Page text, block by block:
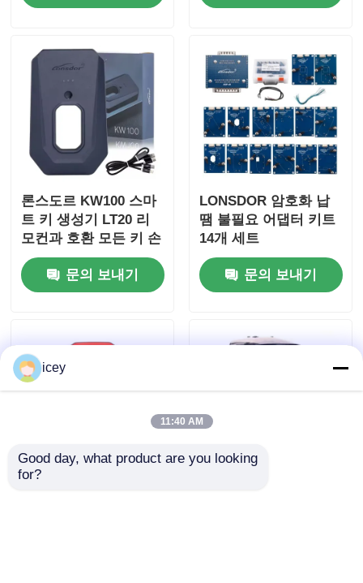
과 함께
론스도르 KW100 스마
트 키 생성기 LT20 리
모컨과 호환 모든 키 손
실 및 키 추가 지원
문의 보내기
LONSDOR 암호화 납
땜 불필요 어댑터 키트
14개 세트
문의 보내기
icey
11:40 AM
Good day, what product are you looking
for?